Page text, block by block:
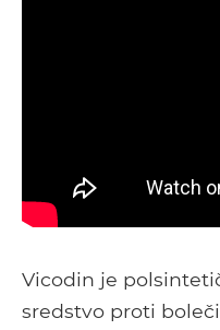
Vicodin je
sredstvo proti